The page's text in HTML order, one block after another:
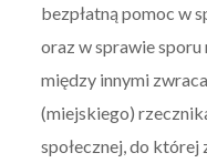
bezpłatną pomoc w
oraz w sprawie sporu
między innymi
(miejskiego)
społecznej, do